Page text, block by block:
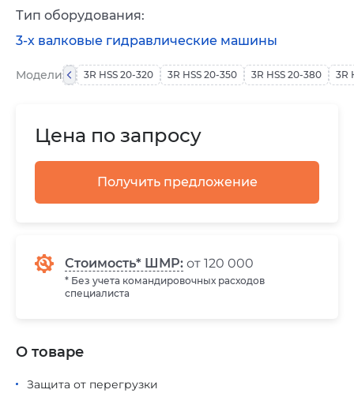
Цена по запросу
Получить предложение
Стоимость* ШМР: от 120 000
* Без учета командировочных расходов
специалиста
Модели 3R HSS 20-320 3R HSS 20-350 3R HSS 20-380 3R
Тип оборудования:
3-х валковые гидравлические машины
Защита от перегрузки
О товаре